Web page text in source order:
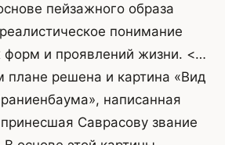
пейзажного образа
понимание
форм и проявлений жизни. <…
плане решена и картина «Вид
написанная
Саврасову звание